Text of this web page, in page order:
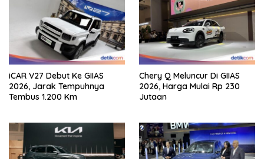
iCAR V27 Debut Ke GIIAS
2026, Jarak Tempuhnya
Tembus 1.200 Km
Chery Q Meluncur Di GIIAS
2026, Harga Mulai Rp 230
Jutaan